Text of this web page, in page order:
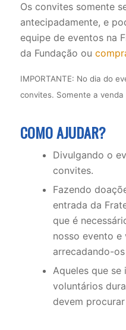
Os convites somente
antecipadamente, e
equipe de eventos na
da Fundação ou
IMPORTANTE: No dia do
convites. Somente a
COMO AJUDAR?
Divulgando o
convites.
Fazendo
entrada da
que é
nosso evento
arrecadando-
Aqueles que se
voluntários
devem